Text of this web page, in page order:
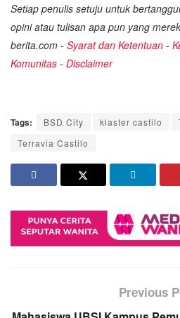
Setiap penulis setuju untuk
opini atau tulisan apa pun yang
berita.com - Syarat dan Ketentuan -
Komunitas - Disclaimer
Tags: BSD City klaster castilo
Terravia Castilo
Previous